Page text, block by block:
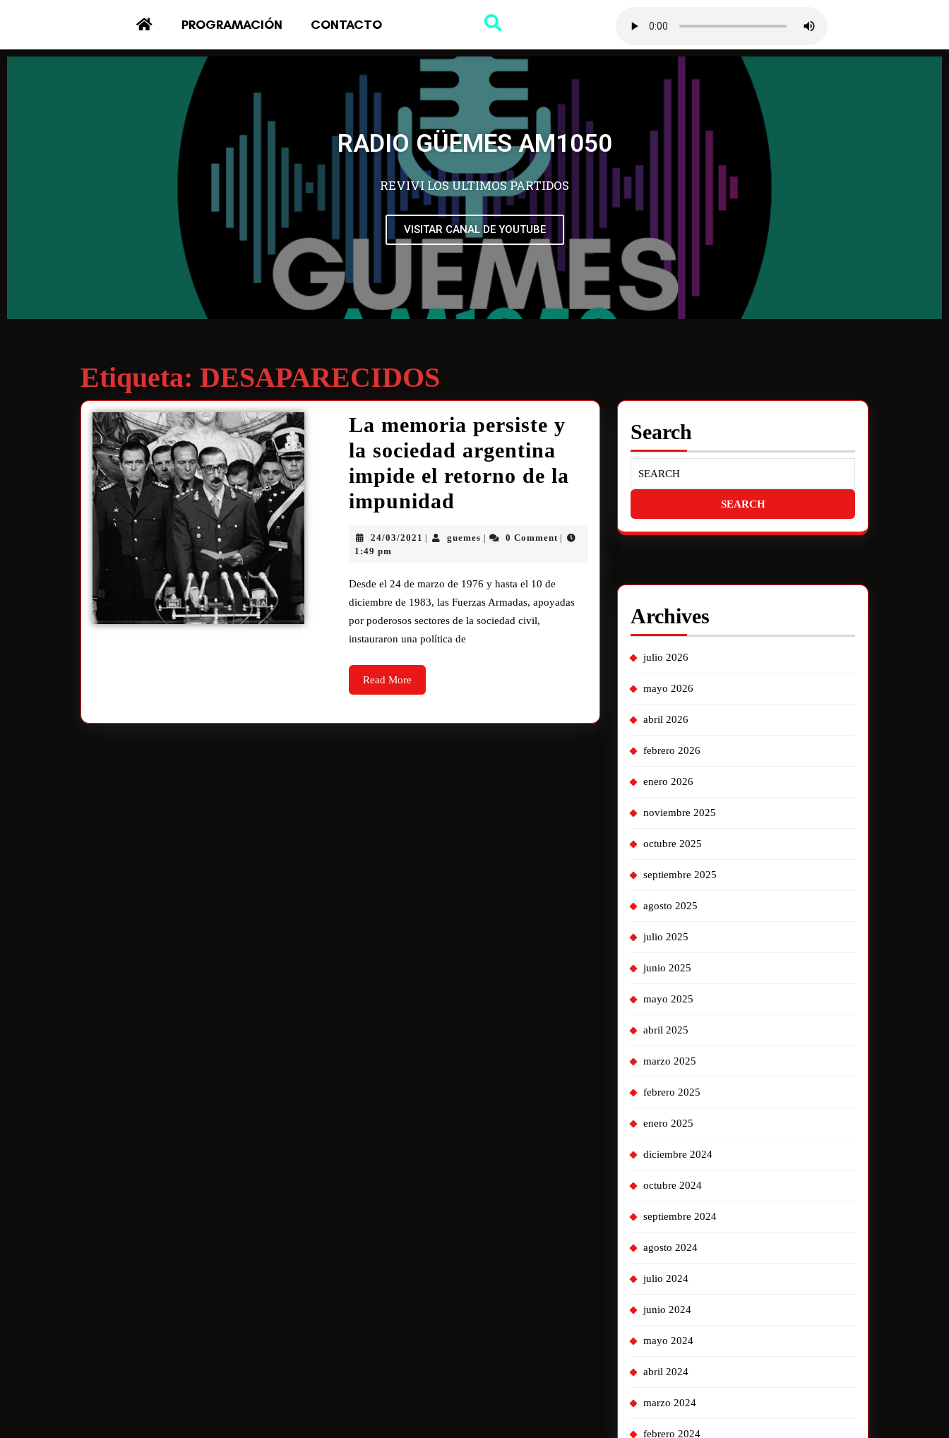
PROGRAMACIÓN CONTACTO
RADIO GÜEMES AM1050
REVIVI LOS ULTIMOS PARTIDOS
VISITAR CANAL DE YOUTUBE
Etiqueta: DESAPARECIDOS
La memoria persiste y
la sociedad argentina
impide el retorno de la
impunidad
24/03/2021 guemes 0 Comment
1:49 pm
Desde el 24 de marzo de 1976 y hasta el 10 de
diciembre de 1983, las Fuerzas Armadas, apoyadas
por poderosos sectores de la sociedad civil,
instauraron una política de
Read More
Search
Archives
julio 2026
mayo 2026
abril 2026
febrero 2026
enero 2026
noviembre 2025
octubre 2025
septiembre 2025
agosto 2025
julio 2025
junio 2025
mayo 2025
abril 2025
marzo 2025
febrero 2025
enero 2025
diciembre 2024
octubre 2024
septiembre 2024
agosto 2024
julio 2024
junio 2024
mayo 2024
abril 2024
marzo 2024
febrero 2024